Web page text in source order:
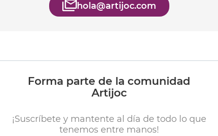
hola@artijoc.com
Forma parte de la comunidad
Artijoc
¡Suscríbete y mantente al día de todo lo que
tenemos entre manos!